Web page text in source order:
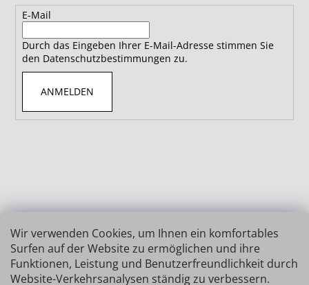
Wir verwenden Cookies, um Ihnen ein komfortables
Surfen auf der Website zu ermöglichen und ihre
Funktionen, Leistung und Benutzerfreundlichkeit durch
Website-Verkehrsanalysen ständig zu verbessern.
E-Mail
Durch das Eingeben Ihrer E-Mail-Adresse stimmen Sie
den Datenschutzbestimmungen zu.
ANMELDEN